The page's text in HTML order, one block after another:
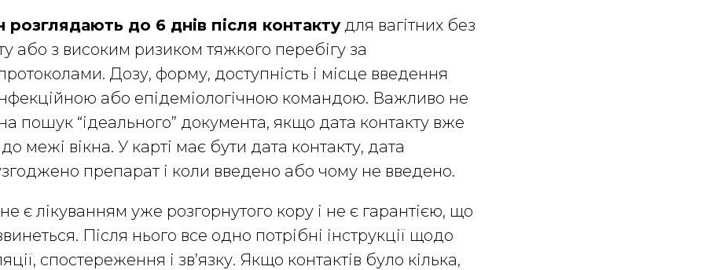
розглядають до 6 днів після контакту для вагітних без
або з високим ризиком тяжкого перебігу за
Дозу, форму, доступність і місце введення
або епідеміологічною командою. Важливо не
пошук “ідеального” документа, якщо дата контакту вже
межі вікна. У карті має бути дата контакту, дата
препарат і коли введено або чому не введено.
є лікуванням уже розгорнутого кору і не є гарантією, що
Після нього все одно потрібні інструкції щодо
спостереження і зв’язку. Якщо контактів було кілька,